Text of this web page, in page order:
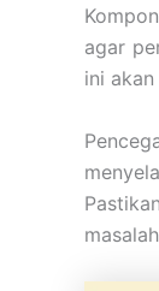
agar
ini